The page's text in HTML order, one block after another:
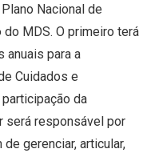
Nacional de
MDS. O primeiro terá
anuais para a
Cuidados e
da
será responsável por
gerenciar, articular,